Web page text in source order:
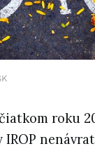
roku
IROP